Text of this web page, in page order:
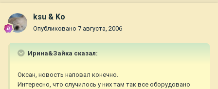
ksu & Ko
Опубликовано 7 августа, 2006
Ирина&Зайка сказал:
Оксан, новость наповал конечно.
Интересно, что случилось у них там так все оборудовано